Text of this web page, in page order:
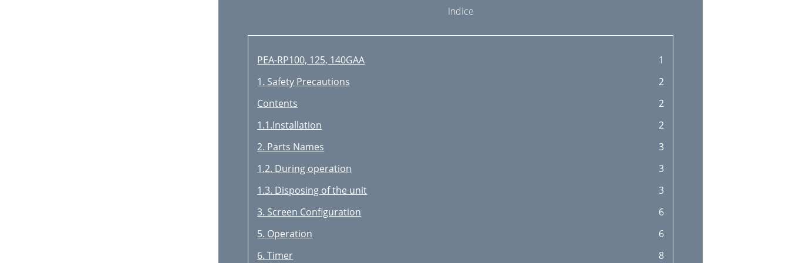
Indice
PEA-RP100, 125, 140GAA
1
1. Safety Precautions
2
Contents
2
1.1.Installation
2
2. Parts Names
3
1.2. During operation
3
1.3. Disposing of the unit
3
3. Screen Configuration
6
5. Operation
6
6. Timer
8